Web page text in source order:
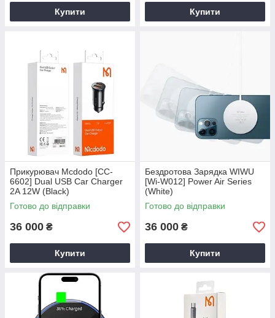
Купити Купити
Прикурювач Mcdodo [CC-
6602] Dual USB Car Charger
2A 12W (Black)
Готово до відправки
36 000 ₴
Купити
Бездротова Зарядка WIWU
[Wi-W012] Power Air Series
(White)
Готово до відправки
36 000 ₴
Купити